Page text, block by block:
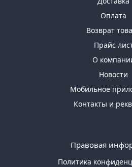
Оплата
Возврат
Прайс
О
Новости
Мобильное
Контакты и
Правовая
Политика